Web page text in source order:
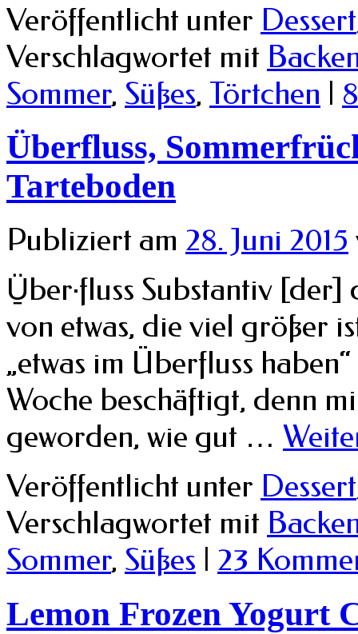
Veröffentlicht unter Dessert
Verschlagwortet mit
Sommer, Süßes, Törtchen |
Überfluss,
Tarteboden
Publiziert am 28. Juni 2015
Ü̱ber·fluss Substantiv
von etwas, die viel größer
„etwas im Überfluss
Woche beschäftigt, denn
geworden, wie gut …
Veröffentlicht unter Dessert
Verschlagwortet mit
Sommer, Süßes 23
Lemon Frozen Yogurt